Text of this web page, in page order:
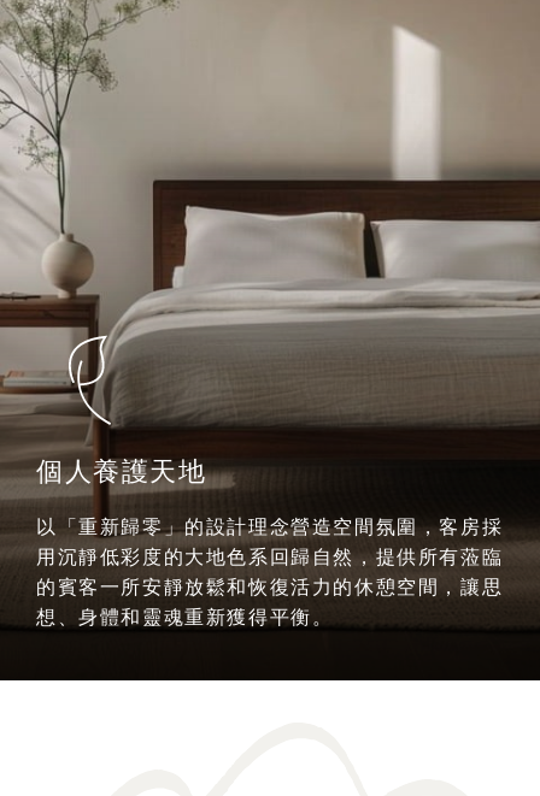
個人養護天地
以「重新歸零」的設計理念營造空間氛圍，客房採
用沉靜低彩度的大地色系回歸自然，提供所有蒞臨
的賓客一所安靜放鬆和恢復活力的休憩空間，讓思
想、身體和靈魂重新獲得平衡。